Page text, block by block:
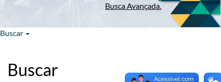
Busca Avançada.
Buscar
Buscar